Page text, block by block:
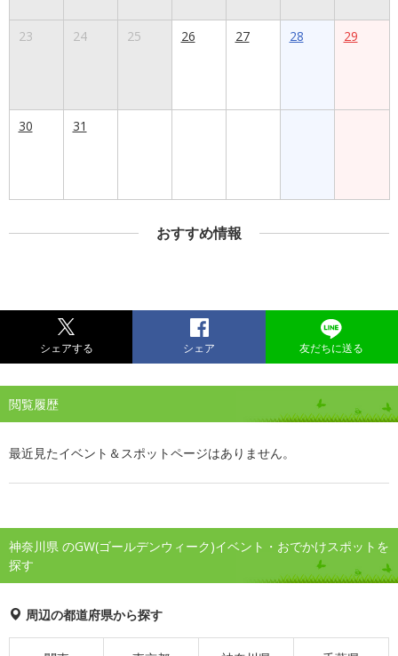
23 24 25 26 27 28 29
30 31
おすすめ情報
シェアする シェア 友だちに送る
閲覧履歴
最近見たイベント＆スポットページはありません。
神奈川県 のGW(ゴールデンウィーク)イベント・おでかけスポットを
探す
周辺の都道府県から探す